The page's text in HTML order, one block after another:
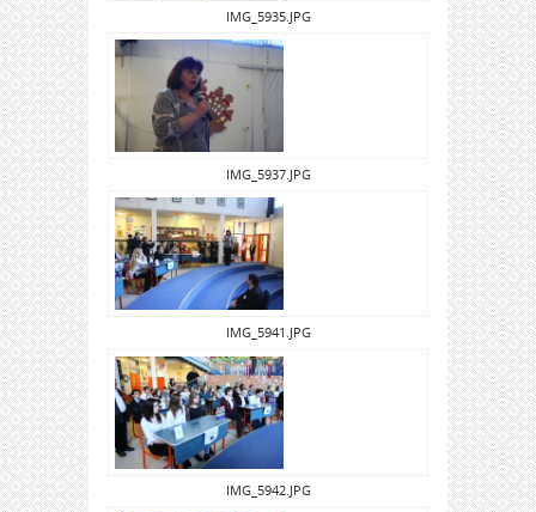
IMG_5935.JPG
IMG_5937.JPG
IMG_5941.JPG
IMG_5942.JPG